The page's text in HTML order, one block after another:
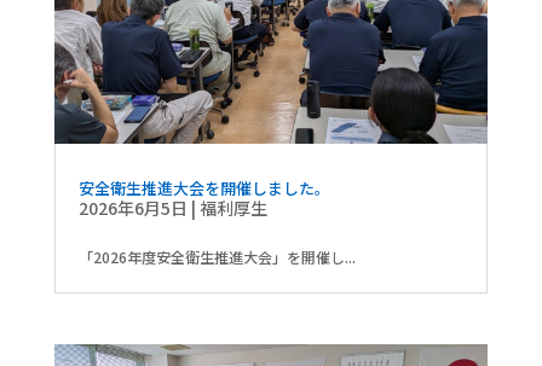
安全衛生推進大会を開催しました。
2026年6月5日 | 福利厚生
「2026年度安全衛生推進大会」を開催し...